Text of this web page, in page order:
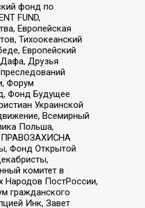
фонд по
FUND,
Европейская
Тихоокеанский
Европейский
Друзья
Форум
Фонд Будущее
Украинской
Всемирный
Польша,
ПРАВОЗАХИСНА
Фонд Открытой
комитет в
Народов ПостРоссии,
гражданского
Инк, Завет